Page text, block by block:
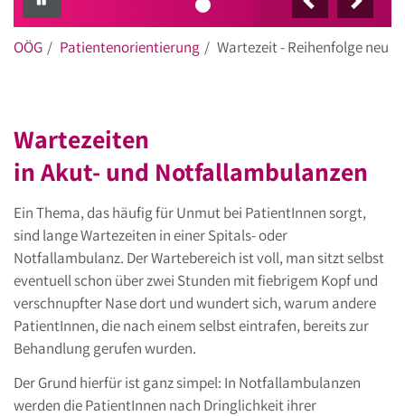
OÖG Patientenorientierung Wartezeit - Reihenfolge neu
Wartezeiten
in Akut- und Notfallambulanzen
Ein Thema, das häufig für Unmut bei PatientInnen sorgt,
sind lange Wartezeiten in einer Spitals- oder
Notfallambulanz. Der Wartebereich ist voll, man sitzt selbst
eventuell schon über zwei Stunden mit fiebrigem Kopf und
verschnupfter Nase dort und wundert sich, warum andere
PatientInnen, die nach einem selbst eintrafen, bereits zur
Behandlung gerufen wurden.
Der Grund hierfür ist ganz simpel: In Notfallambulanzen
werden die PatientInnen nach Dringlichkeit ihrer